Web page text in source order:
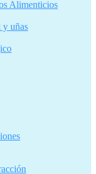
Alimenticios
y uñas